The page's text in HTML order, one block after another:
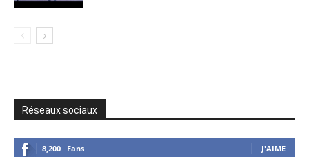
Réseaux sociaux
8,200 Fans J'AIME